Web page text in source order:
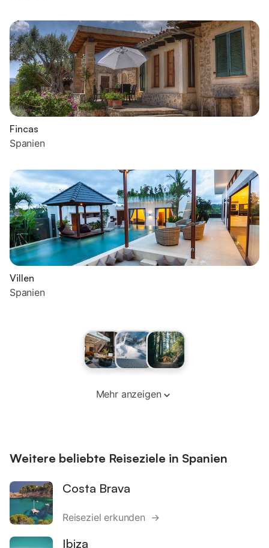
Fincas
Spanien
Villen
Spanien
Mehr anzeigen
Weitere beliebte Reiseziele in Spanien
Costa Brava
Reiseziel erkunden →
Ibiza